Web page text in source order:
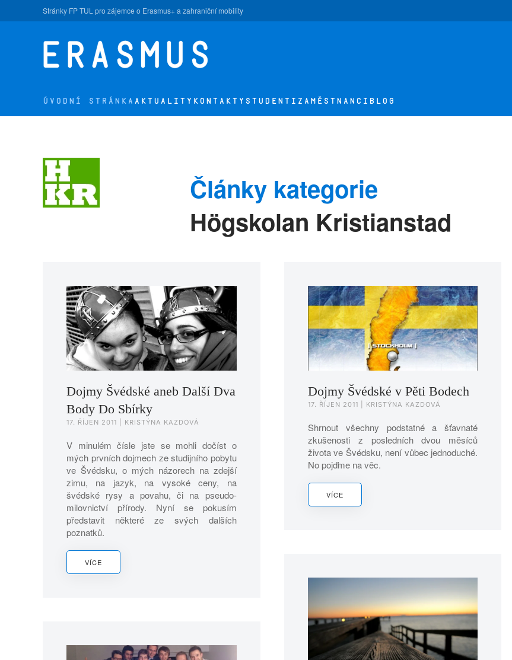
Stránky FP TUL pro zájemce o Erasmus+ a zahraniční mobility
ÚVODNÍ STRÁNKA AKTUALITY KONTAKTY STUDENTI ZAMĚSTNANCI BLOG
Články kategorie
Högskolan Kristianstad
Dojmy Švédské aneb Další Dva
Body Do Sbírky
17. ŘÍJEN 2011 | KRISTÝNA KAZDOVÁ
V minulém čísle jste se mohli dočíst o
mých prvních dojmech ze studijního pobytu
ve Švédsku, o mých názorech na zdejší
zimu, na jazyk, na vysoké ceny, na
švédské rysy a povahu, či na pseudo-
milovnictví přírody. Nyní se pokusím
představit některé ze svých dalších
poznatků.
VÍCE
Dojmy Švédské v Pěti Bodech
17. ŘÍJEN 2011 | KRISTÝNA KAZDOVÁ
Shrnout všechny podstatné a šťavnaté
zkušenosti z posledních dvou měsíců
života ve Švédsku, není vůbec jednoduché.
No pojďme na věc.
VÍCE